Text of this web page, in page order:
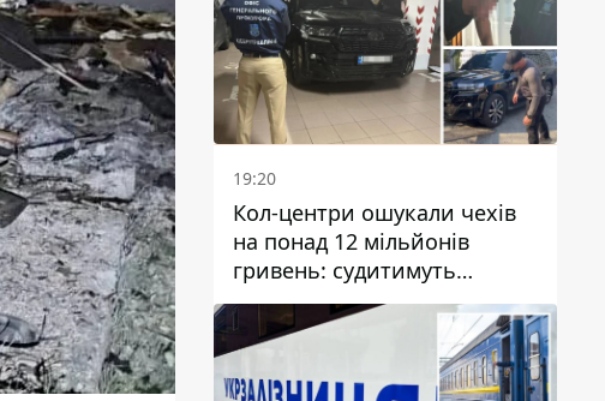
19:20
Кол-центри ошукали чехів
на понад 12 мільйонів
гривень: судитимуть
дніпрянина, який
організував
транснаціональну злочинну
організацію